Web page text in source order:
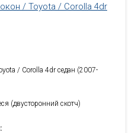
/ Toyota / Corolla 4dr
/ Corolla 4dr седан (2007-
(двусторонний скотч)